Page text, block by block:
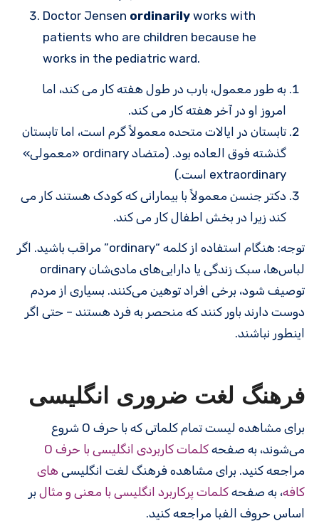
Doctor Jensen ordinarily works with
patients who are children because he
works in the pediatric ward.
به طور معمول، بارب در طول هفته کار می کند، اما
امروز او در آخر هفته کار می کند.
تابستان در ایالات متحده معمولاً گرم است، اما تابستان
گذشته فوق العاده بود. (متضاد ordinary «معمولی»
extraordinary است.)
دکتر جنسن معمولاً با بیمارانی که کودک هستند کار می
کند زیرا در بخش اطفال کار می کند.
توجه: هنگام استفاده از کلمه “ordinary” مراقب باشید. اگر
لباس‌ها، سبک زندگی یا دارایی‌های مادی‌شان ordinary
توصیف شود، برخی افراد توهین می‌کنند. بسیاری از مردم
دوست دارند باور کنند که منحصر به فرد هستند – حتی اگر
اینطور نباشند.
فرهنگ لغت ضروری انگلیسی
برای مشاهده لیست تمام کلماتی که با حرف O شروع
می‌شوند، به صفحه کلمات کاربردی انگلیسی با حرف O
مراجعه کنید. برای مشاهده فرهنگ لغت انگلیسی های
کافه، به صفحه کلمات پرکاربرد انگلیسی با معنی و مثال بر
اساس حروف الفبا مراجعه کنید.